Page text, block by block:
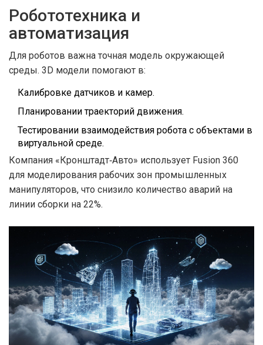
Робототехника и
автоматизация
Для роботов важна точная модель окружающей
среды. 3D модели помогают в:
Калибровке датчиков и камер.
Планировании траекторий движения.
Тестировании взаимодействия робота с объектами в
виртуальной среде.
Компания «Кронштадт‑Авто» использует Fusion 360
для моделирования рабочих зон промышленных
манипуляторов, что снизило количество аварий на
линии сборки на 22%.